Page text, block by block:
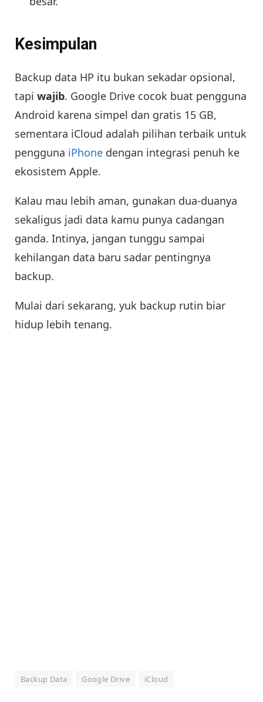
Kesimpulan
Backup data HP itu bukan sekadar opsional,
tapi wajib. Google Drive cocok buat pengguna
Android karena simpel dan gratis 15 GB,
sementara iCloud adalah pilihan terbaik untuk
pengguna iPhone dengan integrasi penuh ke
ekosistem Apple.
Kalau mau lebih aman, gunakan dua-duanya
sekaligus jadi data kamu punya cadangan
ganda. Intinya, jangan tunggu sampai
kehilangan data baru sadar pentingnya
backup.
Mulai dari sekarang, yuk backup rutin biar
hidup lebih tenang.
Backup Data Google Drive iCloud